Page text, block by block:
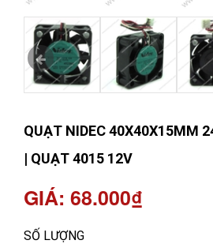
QUẠT NIDEC 40X40X15MM
| QUẠT 4015 12V
GIÁ: 68.000₫
SỐ LƯỢNG